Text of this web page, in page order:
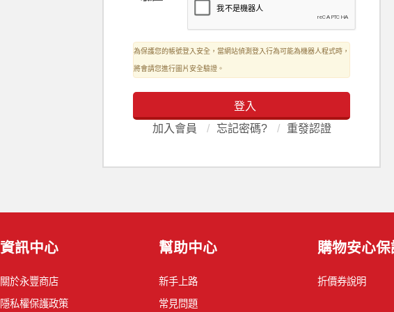
為保護您的帳號登入安全，當網站偵測登入行為可能為機器人程式時，
將會請您進行圖片安全驗證。
登入
加入會員
/ 忘記密碼? / 重發認證
資訊中心
關於永豐商店
隱私權保護政策
幫助中心
新手上路
常見問題
購物安心保
折價券說明